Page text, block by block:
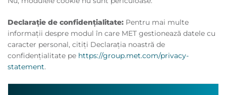
Declarație de confidențialitate: Pentru mai multe
informații despre modul în care MET gestionează datele cu
caracter personal, citiți Declarația noastră de
confidențialitate pe https://group.met.com/privacy-
statement.